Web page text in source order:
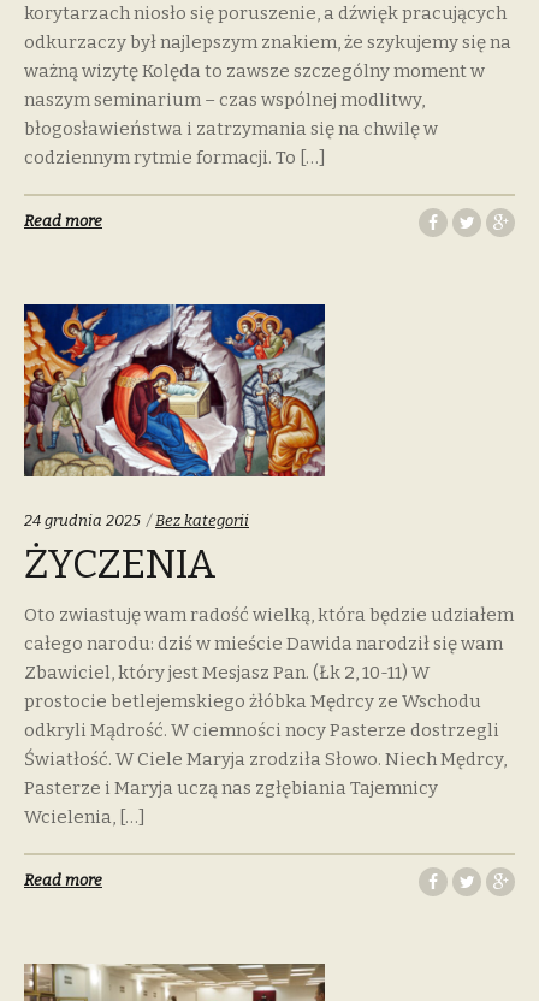
korytarzach niosło się poruszenie, a dźwięk pracujących
odkurzaczy był najlepszym znakiem, że szykujemy się na
ważną wizytę Kolęda to zawsze szczególny moment w
naszym seminarium – czas wspólnej modlitwy,
błogosławieństwa i zatrzymania się na chwilę w
codziennym rytmie formacji. To […]
Read more
24 grudnia 2025 Categories:
Bez kategorii
ŻYCZENIA
Oto zwiastuję wam radość wielką, która będzie udziałem
całego narodu: dziś w mieście Dawida narodził się wam
Zbawiciel, który jest Mesjasz Pan. (Łk 2, 10-11) W
prostocie betlejemskiego żłóbka Mędrcy ze Wschodu
odkryli Mądrość. W ciemności nocy Pasterze dostrzegli
Światłość. W Ciele Maryja zrodziła Słowo. Niech Mędrcy,
Pasterze i Maryja uczą nas zgłębiania Tajemnicy
Wcielenia, […]
Read more